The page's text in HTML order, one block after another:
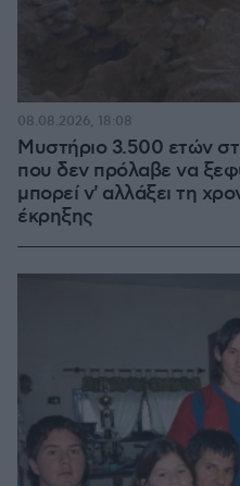
Μυστήριο 3.500 ετών
που δεν πρόλαβε να
μπορεί ν' αλλάξει τη
έκρηξης
08.08.2026, 18:08